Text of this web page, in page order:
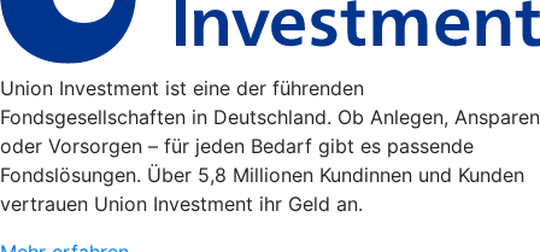
Union Investment ist eine der führenden
Fondsgesellschaften in Deutschland. Ob Anlegen, Ansparen
oder Vorsorgen – für jeden Bedarf gibt es passende
Fondslösungen. Über 5,8 Millionen Kundinnen und Kunden
vertrauen Union Investment ihr Geld an.